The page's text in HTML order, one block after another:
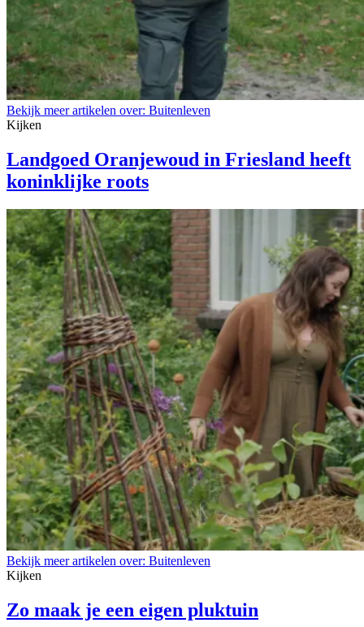
Bekijk meer artikelen over: Buitenleven
Kijken
Landgoed Oranjewoud in Friesland heeft
koninklijke roots
Bekijk meer artikelen over: Buitenleven
Kijken
Zo maak je een eigen pluktuin